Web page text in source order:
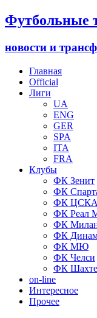
Футбольные
новости и
Главная
Official
Лиги
UA
ENG
GER
SPA
ITA
FRA
Клубы
ФК Зенит
ФК
ФК ЦСКА
ФК Реал
ФК
ФК
ФК МЮ
ФК Челси
ФК
on-line
Интересное
Прочее